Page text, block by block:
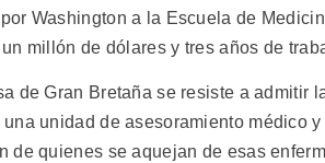
Washington a la Escuela de
millón de dólares y tres años de
de Gran Bretaña se resiste a admitir
unidad de asesoramiento médico
de quienes se aquejan de esas